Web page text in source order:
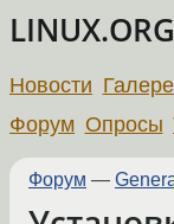
Новости
Форум Опросы
Форум —